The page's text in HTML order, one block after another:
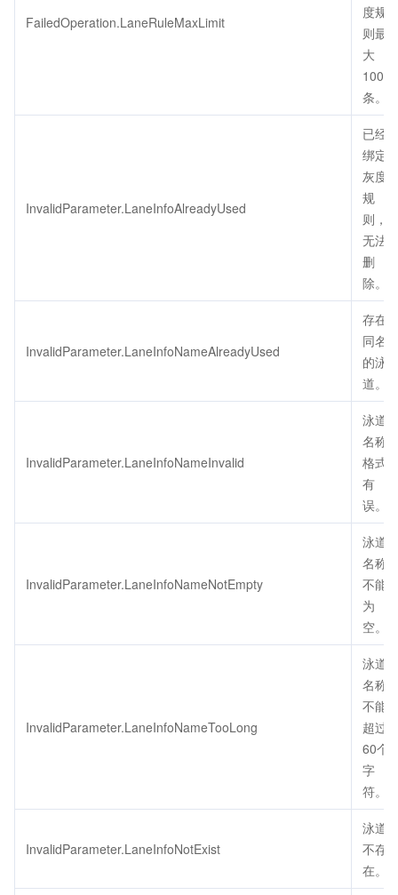
FailedOperation.LaneRuleMaxLimit
度规
则最
大
1000
条。
InvalidParameter.LaneInfoAlreadyUsed
已经
绑定
灰度
规
则，
无法
删
除。
InvalidParameter.LaneInfoNameAlreadyUsed
存在
同名
的泳
道。
InvalidParameter.LaneInfoNameInvalid
泳道
名称
格式
有
误。
InvalidParameter.LaneInfoNameNotEmpty
泳道
名称
不能
为
空。
InvalidParameter.LaneInfoNameTooLong
泳道
名称
不能
超过
60个
字
符。
InvalidParameter.LaneInfoNotExist
泳道
不存
在。